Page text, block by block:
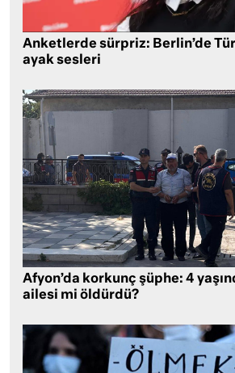
Anketlerde sürpriz: Berlin’de
ayak sesleri
Afyon’da korkunç şüphe: 4
ailesi mi öldürdü?